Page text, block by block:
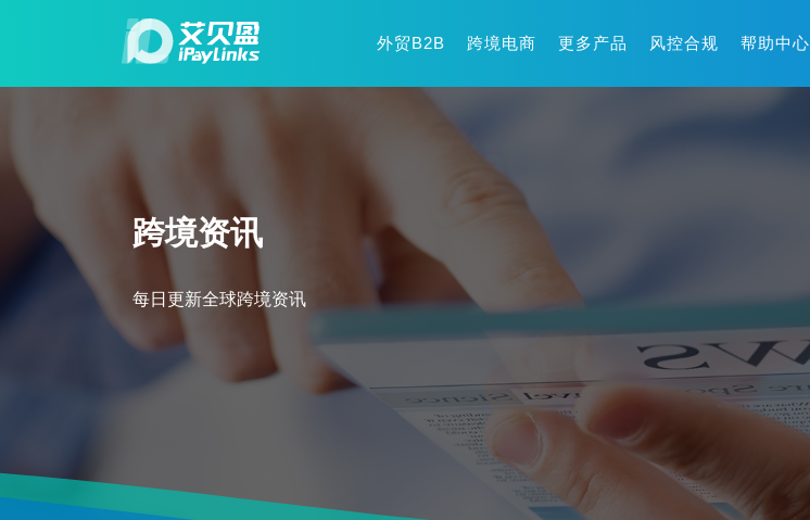
外贸B2B 跨境电商 更多产品 风控合规 帮助中心
跨境资讯
每日更新全球跨境资讯